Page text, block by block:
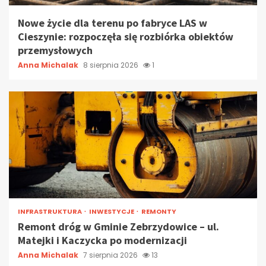
Nowe życie dla terenu po fabryce LAS w
Cieszynie: rozpoczęła się rozbiórka obiektów
przemysłowych
Anna Michalak 8 sierpnia 2026 1
INFRASTRUKTURA INWESTYCJE REMONTY
Remont dróg w Gminie Zebrzydowice – ul.
Matejki i Kaczycka po modernizacji
Anna Michalak 7 sierpnia 2026 13